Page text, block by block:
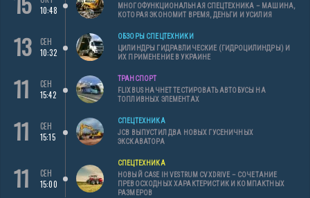
10:48
МНОГОФУНКЦИОНАЛЬНАЯ СПЕЦТЕХНИКА – МАШИНА,
КОТОРАЯ ЭКОНОМИТ ВРЕМЯ, ДЕНЬГИ И УСИЛИЯ
13
СЕН
10:32
ОБЗОРЫ СПЕЦТЕХНИКИ
ЦИЛИНДРЫ ГИДРАВЛИЧЕСКИЕ (ГИДРОЦИЛИНДРЫ) И
ИХ ПРИМЕНЕНИЕ В УКРАИНЕ
11
СЕН
15:42
ТРАНСПОРТ
FLIXBUS НАЧНЕТ ТЕСТИРОВАТЬ АВТОБУСЫ НА
ТОПЛИВНЫХ ЭЛЕМЕНТАХ
11
СЕН
15:15
СПЕЦТЕХНИКА
JCB ВЫПУСТИЛ ДВА НОВЫХ ГУСЕНИЧНЫХ
ЭКСКАВАТОРА
11
СЕН
15:00
СПЕЦТЕХНИКА
НОВЫЙ CASE IH VESTRUM CVXDRIVE – СОЧЕТАНИЕ
ПРЕВОСХОДНЫХ ХАРАКТЕРИСТИК И КОМПАКТНЫХ
РАЗМЕРОВ